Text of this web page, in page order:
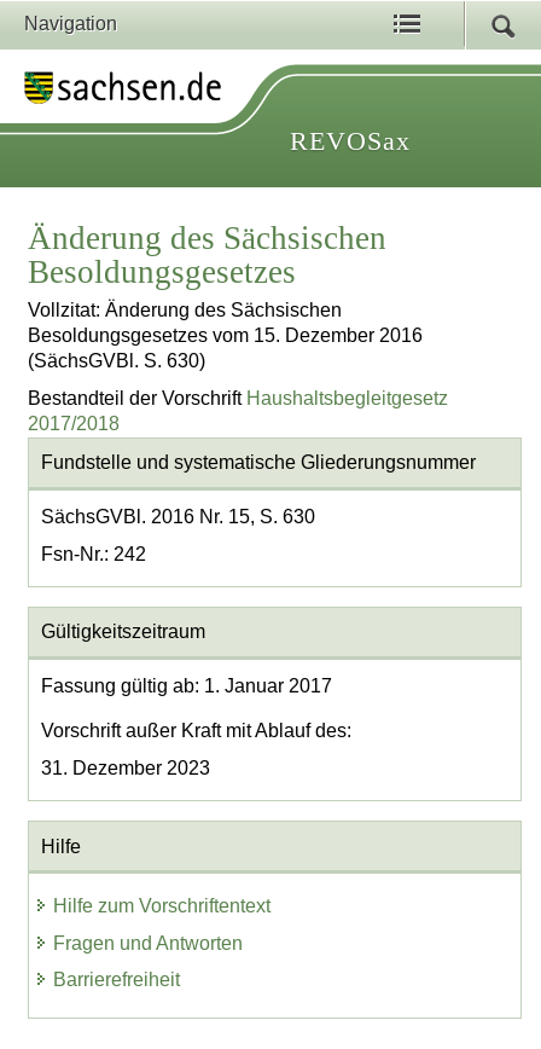
Navigation
REVOSax
Änderung des Sächsischen
Besoldungsgesetzes
Vollzitat: Änderung des Sächsischen
Besoldungsgesetzes vom 15. Dezember 2016
(SächsGVBl. S. 630)
Bestandteil der Vorschrift Haushaltsbegleitgesetz
2017/2018
Fundstelle und systematische Gliederungsnummer
SächsGVBl. 2016 Nr. 15, S. 630
Fsn-Nr.: 242
Gültigkeitszeitraum
Fassung gültig ab: 1. Januar 2017
Vorschrift außer Kraft mit Ablauf des:
31. Dezember 2023
Hilfe
Hilfe zum Vorschriftentext
Fragen und Antworten
Barrierefreiheit